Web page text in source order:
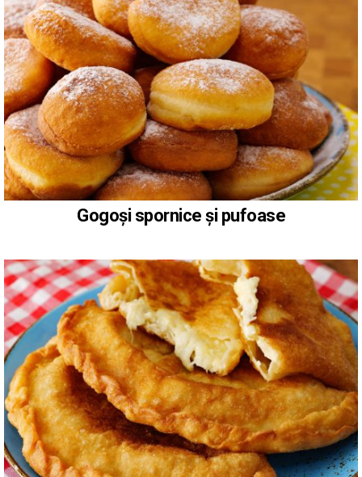
Gogoși spornice și pufoase